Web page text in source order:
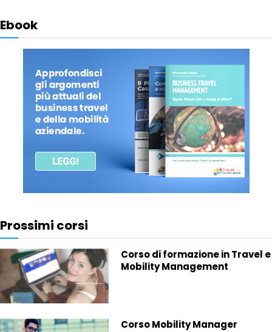
Ebook
Prossimi corsi
Corso di formazione in Travel e
Mobility Management
Corso Mobility Manager